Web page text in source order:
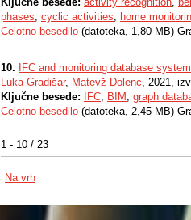
1 - 10 / 23
phases, cyclic activities, home
Celotno besedilo (datoteka, 1,80 MB)
10.
IFC and monitoring database
Luka Gradišar, Matevž Dolenc, 2021,
Ključne besede:
IFC, BIM , graph
Celotno besedilo (datoteka, 2,45 MB)
Na vrh